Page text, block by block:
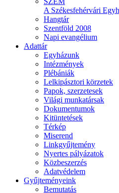
A Székesfehérvári
Hangtár
Szentföld 2008
Napi evangélium
Adattár
Egyházunk
Intézmények
Plébániák
Lelkipásztori körzetek
Papok, szerzetesek
Világi munkatársak
Dokumentumok
Kitüntetések
Térkép
Miserend
Linkgyűjtemény
Nyertes pályázatok
Közbeszerzés
Adatvédelem
Gyűjteményeink
Bemutatás